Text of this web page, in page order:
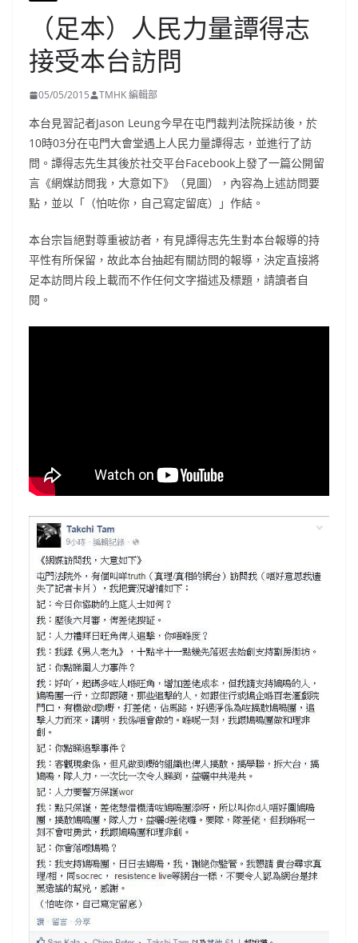
（足本）人民力量譚得志
接受本台訪問
05/05/2015 TMHK 編輯部
本台見習記者Jason Leung今早在屯門裁判法院採訪後，於
10時03分在屯門大會堂遇上人民力量譚得志，並進行了訪
問。譚得志先生其後於社交平台Facebook上發了一篇公開留
言《網媒訪問我，大意如下》（見圖），內容為上述訪問要
點，並以「（怕咗你，自己寫定留底）」作結。
本台宗旨絕對尊重被訪者，有見譚得志先生對本台報導的持
平性有所保留，故此本台抽起有關訪問的報導，決定直接將
足本訪問片段上載而不作任何文字描述及標題，請讀者自
閱。